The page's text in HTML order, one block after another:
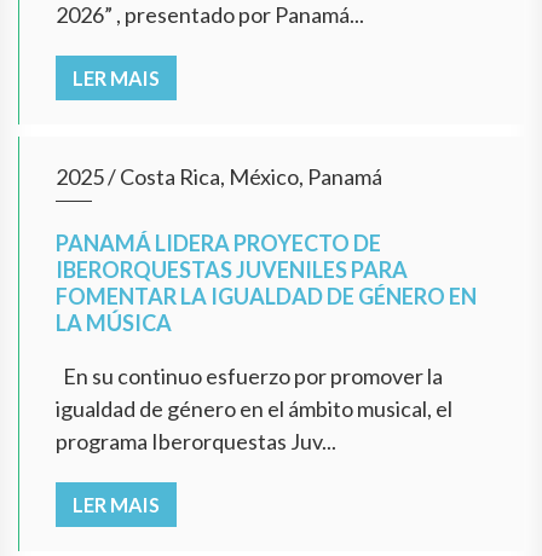
2026” , presentado por Panamá...
LER MAIS
2025/Costa Rica, México, Panamá
PANAMÁ LIDERA PROYECTO DE
IBERORQUESTAS JUVENILES PARA
FOMENTAR LA IGUALDAD DE GÉNERO EN
LA MÚSICA
En su continuo esfuerzo por promover la
igualdad de género en el ámbito musical, el
programa Iberorquestas Juv...
LER MAIS